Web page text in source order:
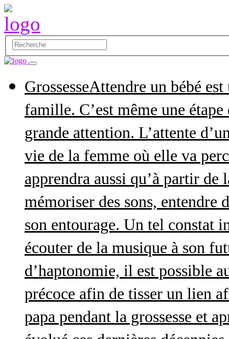
GrossesseAttendre un bébé
famille. C’est même une
grande attention. L’attente
vie de la femme où elle va
apprendra aussi qu’à partir
mémoriser des sons, entendre
son entourage. Un tel constat
écouter de la musique à son
d’haptonomie, il est possible
précoce afin de tisser un lien
papa pendant la grossesse et